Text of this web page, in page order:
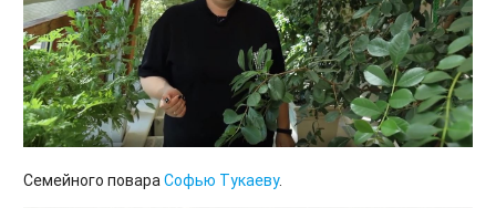
Семейного повараСофью Тукаеву.